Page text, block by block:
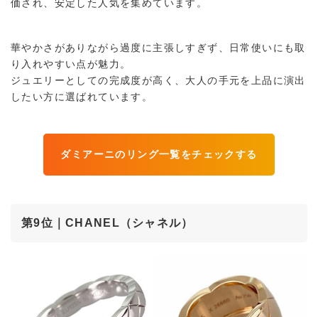
価され、安定した人気を集めています。
華やかさがありながら過度に主張しすぎず、日常使いにも取
り入れやすい点が魅力。
ジュエリーとしての完成度が高く、大人の手元を上品に演出
したい方に選ばれています。
ダミアーニのリング一覧をチェックする
第9位｜CHANEL（シャネル）